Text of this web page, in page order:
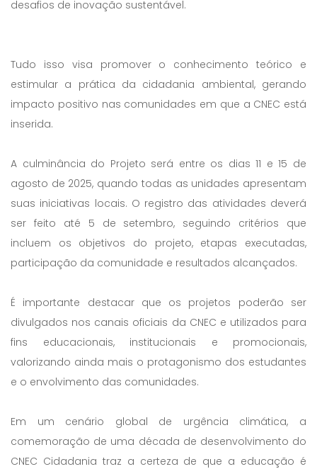
desafios de inovação sustentável.
Tudo isso visa promover o conhecimento teórico e
estimular a prática da cidadania ambiental, gerando
impacto positivo nas comunidades em que a CNEC está
inserida.
A culminância do Projeto será entre os dias 11 e 15 de
agosto de 2025, quando todas as unidades apresentam
suas iniciativas locais. O registro das atividades deverá
ser feito até 5 de setembro, seguindo critérios que
incluem os objetivos do projeto, etapas executadas,
participação da comunidade e resultados alcançados.
É importante destacar que os projetos poderão ser
divulgados nos canais oficiais da CNEC e utilizados para
fins educacionais, institucionais e promocionais,
valorizando ainda mais o protagonismo dos estudantes
e o envolvimento das comunidades.
Em um cenário global de urgência climática, a
comemoração de uma década de desenvolvimento do
CNEC Cidadania traz a certeza de que a educação é